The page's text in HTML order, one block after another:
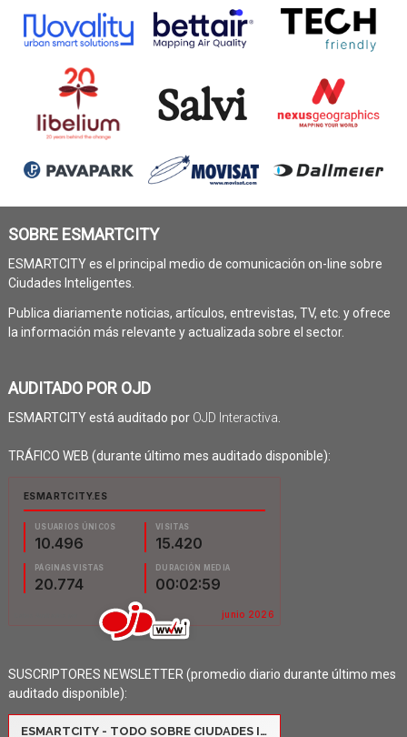
SOBRE ESMARTCITY
ESMARTCITY es el principal medio de comunicación on-line sobre
Ciudades Inteligentes.
Publica diariamente noticias, artículos, entrevistas, TV, etc. y ofrece
la información más relevante y actualizada sobre el sector.
AUDITADO POR OJD
ESMARTCITY está auditado por OJD Interactiva
TRÁFICO WEB (durante último mes auditado disponible):
SUSCRIPTORES NEWSLETTER (promedio diario durante último mes
auditado disponible):